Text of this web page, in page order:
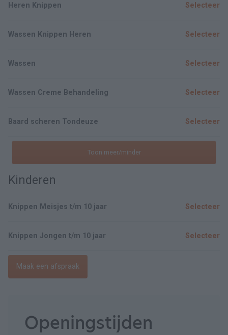
Heren Knippen Selecteer
Wassen Knippen Heren Selecteer
Wassen Selecteer
Wassen Creme Behandeling Selecteer
Baard scheren Tondeuze Selecteer
Toon meer/minder
Kinderen
Knippen Meisjes t/m 10 jaar Selecteer
Knippen Jongen t/m 10 jaar Selecteer
Maak een afspraak
Openingstijden